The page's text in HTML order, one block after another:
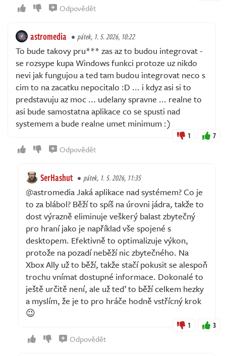
Odpovědět
astromedia pátek, 1. 5. 2026, 10:22
To bude takovy pru*** zas az to budou integrovat -
se rozsype kupa Windows funkci protoze uz nikdo
nevi jak fungujou a ted tam budou integrovat neco s
cim to na zacatku nepocitalo :D ... i kdyz asi si to
predstavuju az moc ... udelany spravne ... realne to
asi bude samostatna aplikace co se spusti nad
systemem a bude realne umet minimum :)
1 7
Odpovědět
SerHashut pátek, 1. 5. 2026, 11:35
@astromedia Jaká aplikace nad systémem? Co je
to za blábol? Běží to spíš na úrovni jádra, takže to
dost výrazně eliminuje veškerý balast zbytečný
pro hraní jako je například vše spojené s
desktopem. Efektivně to optimalizuje výkon,
protože na pozadí neběží nic zbytečného. Na
Xbox Ally už to běží, takže stačí pokusit se alespoň
trochu vnímat dostupné informace. Dokonalé to
ještě určitě není, ale už teď to běží celkem hezky
a myslím, že je to pro hráče hodně vstřícný krok
😉
1 3
Odpovědět